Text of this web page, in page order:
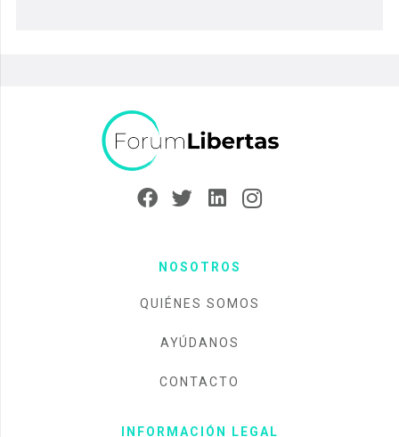
NOSOTROS
QUIÉNES SOMOS
AYÚDANOS
CONTACTO
INFORMACIÓN LEGAL